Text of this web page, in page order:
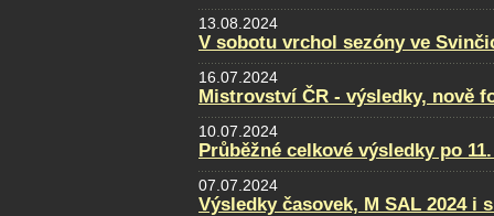
13.08.2024
V sobotu vrchol sezóny ve
16.07.2024
Mistrovství ČR - výsledky, nově
10.07.2024
Průběžné celkové výsledky po
07.07.2024
Výsledky časovek, M SAL 2024 i